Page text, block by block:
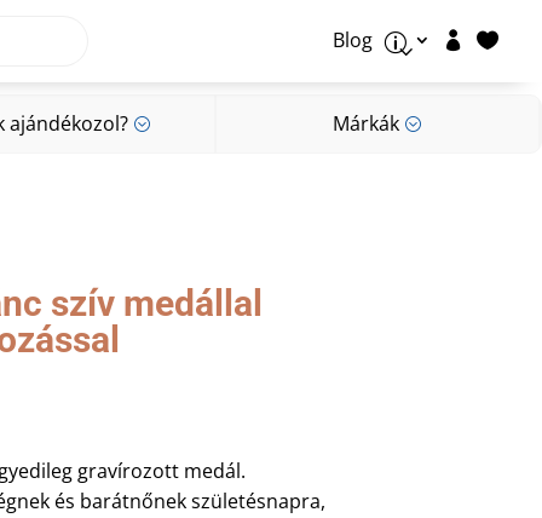
Blog p  
ajándékozol? ; Márkák ;
Márkák;
szív medállal
gravírozott medál.
és barátnőnek születésnapra,